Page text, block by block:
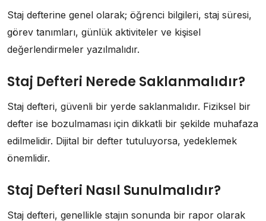
Staj defterine genel olarak; öğrenci bilgileri, staj süresi,
görev tanımları, günlük aktiviteler ve kişisel
değerlendirmeler yazılmalıdır.
Staj Defteri Nerede Saklanmalıdır?
Staj defteri, güvenli bir yerde saklanmalıdır. Fiziksel bir
defter ise bozulmaması için dikkatli bir şekilde muhafaza
edilmelidir. Dijital bir defter tutuluyorsa, yedeklemek
önemlidir.
Staj Defteri Nasıl Sunulmalıdır?
Staj defteri, genellikle stajın sonunda bir rapor olarak